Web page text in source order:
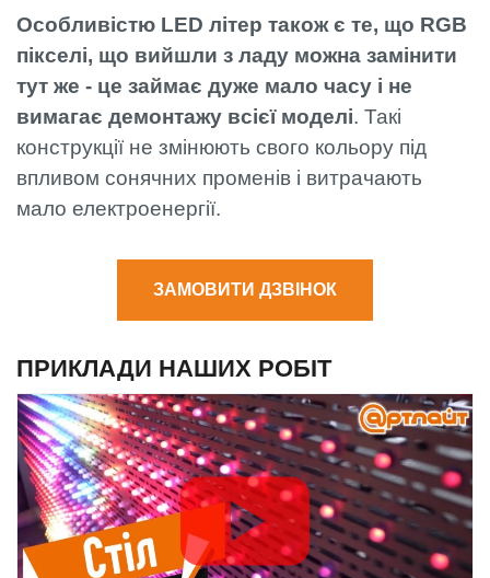
Особливістю LED літер також є те, що RGB
пікселі, що вийшли з ладу можна замінити
тут же - це займає дуже мало часу і не
вимагає демонтажу всієї моделі. Такі
конструкції не змінюють свого кольору під
впливом сонячних променів і витрачають
мало електроенергії.
ЗАМОВИТИ ДЗВІНОК
ПРИКЛАДИ НАШИХ РОБІТ